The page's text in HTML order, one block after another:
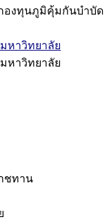
องทุนภูมิคุ้มกันบำบัด
หาวิทยาลัย
หาวิทยาลัย
ชทาน